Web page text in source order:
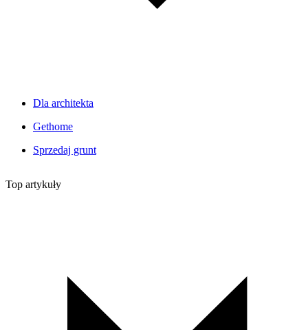
Dla architekta
Gethome
Sprzedaj grunt
Top artykuły